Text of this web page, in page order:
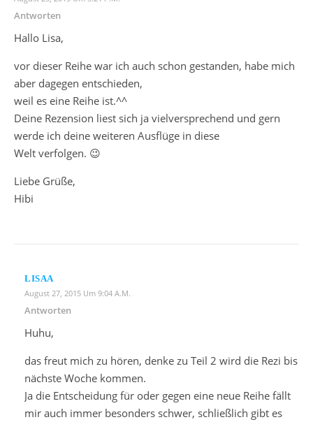
Antworten
Hallo Lisa,
vor dieser Reihe war ich auch schon gestanden, habe mich
aber dagegen entschieden,
weil es eine Reihe ist.^^
Deine Rezension liest sich ja vielversprechend und gern
werde ich deine weiteren Ausflüge in diese
Welt verfolgen. 😉
Liebe Grüße,
Hibi
LISAA
August 27, 2015 Um 9:04 A.m.
Antworten
Huhu,
das freut mich zu hören, denke zu Teil 2 wird die Rezi bis
nächste Woche kommen.
Ja die Entscheidung für oder gegen eine neue Reihe fällt
mir auch immer besonders schwer, schließlich gibt es